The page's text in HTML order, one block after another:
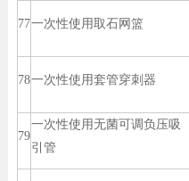
77一次性使用取石网篮
78一次性使用套管穿刺器
79
一次性使用无菌可调负压吸
引管